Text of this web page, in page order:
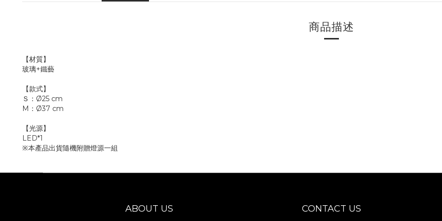
商品描述
【材質】
玻璃+鐵藝
【款式】
Ｓ：Ø25 cm
M：Ø37 cm
【光源】
LED*1
※本產品出貨隨機附贈燈源一組
ABOUT US CONTACT US